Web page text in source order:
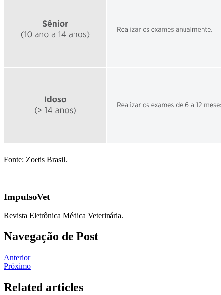
Fonte: Zoetis Brasil.
ImpulsoVet
Revista Eletrônica Médica Veterinária.
Navegação de Post
Anterior
Próximo
Related articles